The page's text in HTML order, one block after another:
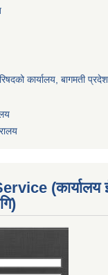
कार्यालय, बागमती
(कार्यालय